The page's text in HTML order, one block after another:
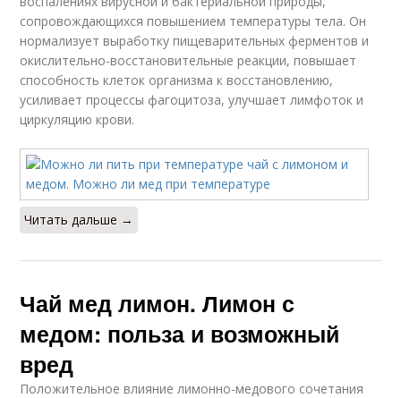
сопровождающихся повышением температуры тела. Он
нормализует выработку пищеварительных ферментов и
окислительно-восстановительные реакции, повышает
способность клеток организма к восстановлению,
усиливает процессы фагоцитоза, улучшает лимфоток и
циркуляцию крови.
Читать дальше →
Чай мед лимон. Лимон с
медом: польза и возможный
вред
Положительное влияние лимонно-медового сочетания